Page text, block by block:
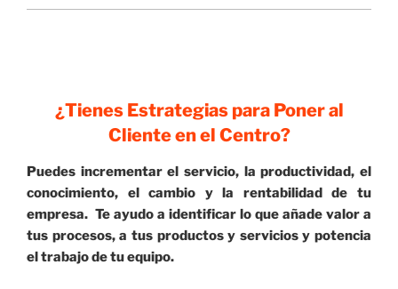
¿Tienes Estrategias para Poner al
Cliente en el Centro?
Puedes incrementar el servicio, la productividad, el
conocimiento, el cambio y la rentabilidad de tu
empresa. Te ayudo a identificar lo que añade valor a
tus procesos, a tus productos y servicios y potencia
el trabajo de tu equipo.